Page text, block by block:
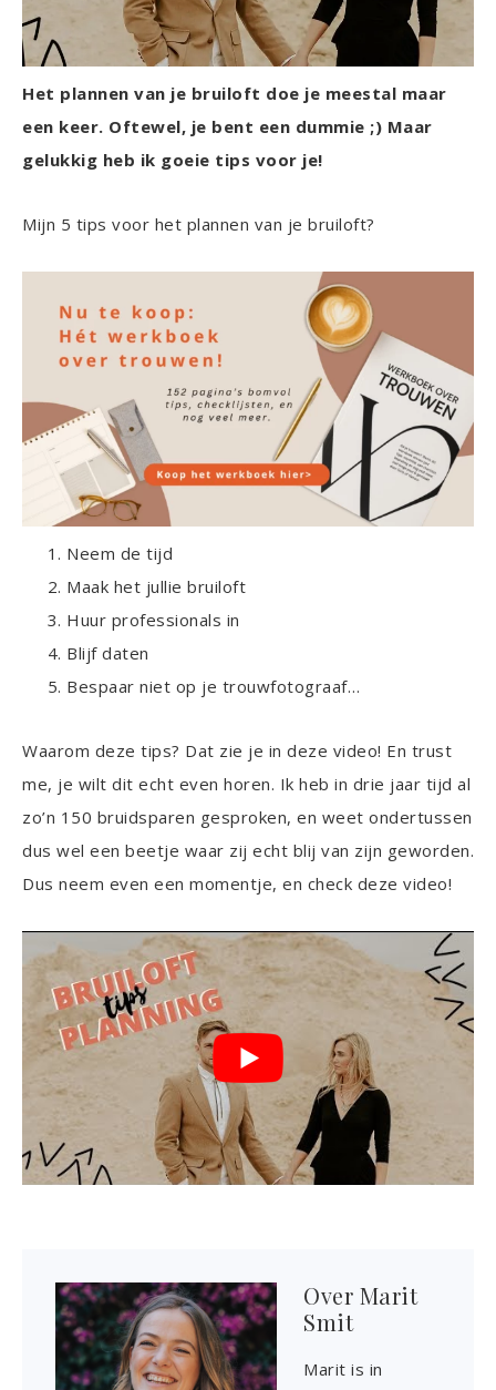
Het plannen van je bruiloft doe je meestal maar
een keer. Oftewel, je bent een dummie ;) Maar
gelukkig heb ik goeie tips voor je!
Mijn 5 tips voor het plannen van je bruiloft?
Neem de tijd
Maak het jullie bruiloft
Huur professionals in
Blijf daten
Bespaar niet op je trouwfotograaf…
Waarom deze tips? Dat zie je in deze video! En trust
me, je wilt dit echt even horen. Ik heb in drie jaar tijd al
zo’n 150 bruidsparen gesproken, en weet ondertussen
dus wel een beetje waar zij echt blij van zijn geworden.
Dus neem even een momentje, en check deze video!
Over Marit
Smit
Marit is in